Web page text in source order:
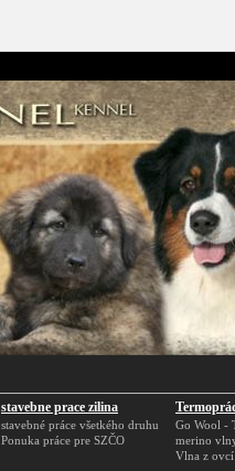
stavebne prace zilina
stavebné práce všetkého druhu
Ponuka práce pre SZČO
Go Wool -
merino
Vlna z